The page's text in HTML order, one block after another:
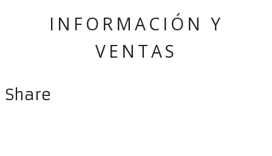
INFORMACIÓN Y
VENTAS
Share